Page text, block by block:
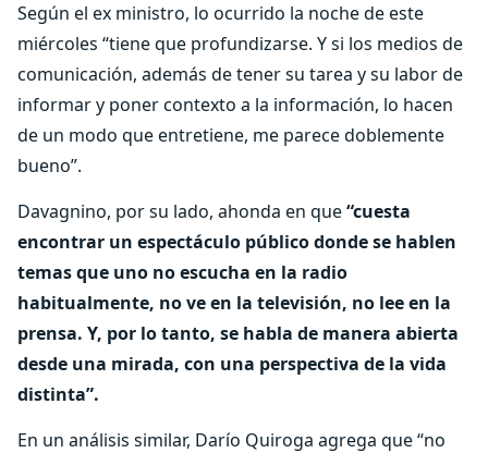
Según el ex ministro, lo ocurrido la noche de este
miércoles “tiene que profundizarse. Y si los medios de
comunicación, además de tener su tarea y su labor de
informar y poner contexto a la información, lo hacen
de un modo que entretiene, me parece doblemente
bueno”.
Davagnino, por su lado, ahonda en que“cuesta
encontrar un espectáculo público donde se hablen
temas que uno no escucha en la radio
habitualmente, no ve en la televisión, no lee en la
prensa. Y, por lo tanto, se habla de manera abierta
desde una mirada, con una perspectiva de la vida
distinta”.
En un análisis similar, Darío Quiroga agrega que “no